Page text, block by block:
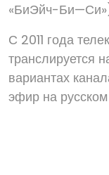
«БиЭйч-Би—Си»)
С 2011 года
транслируется
вариантах
эфир на русском